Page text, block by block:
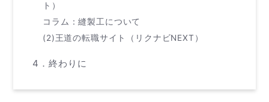
ト）
コラム：縫製工について
(2)王道の転職サイト（リクナビNEXT）
4．終わりに